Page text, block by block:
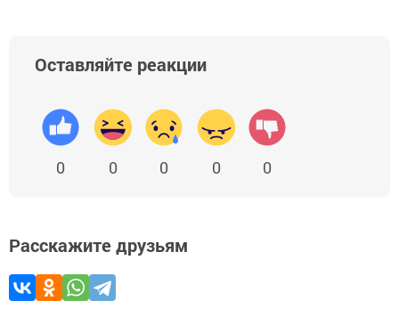
Оставляйте реакции
0 0 0 0 0
Расскажите друзьям